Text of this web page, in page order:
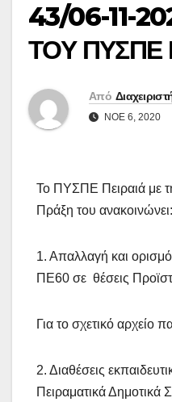
43/06-11-
ΤΟΥ ΠΥΣΠΕ
Από
ΝΟΈ 6, 2020
Το ΠΥΣΠΕ Πειραιά με
Πράξη του ανακοινώνει:
1. Απαλλαγή και
ΠΕ60 σε θέσεις
Για το σχετικό αρχείο
2. Διαθέσεις
Πειραματικά Δημοτικά